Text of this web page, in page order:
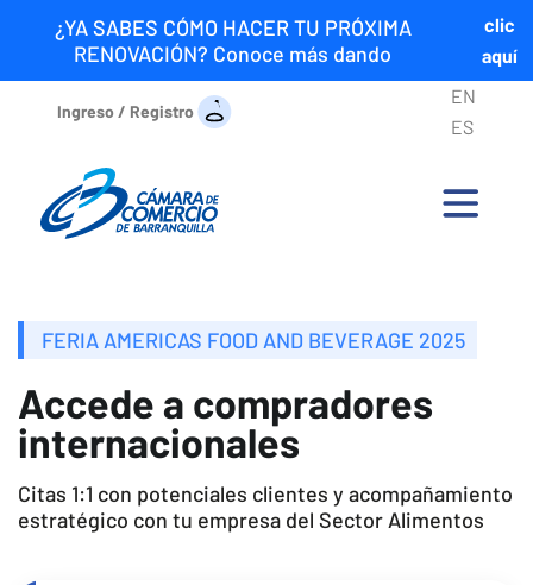
¿YA SABES CÓMO HACER TU PRÓXIMA
RENOVACIÓN? Conoce más dando
clic
aquí
Ingreso / Registro
EN
ES
FERIA AMERICAS FOOD AND BEVERAGE 2025
Accede a compradores
internacionales
Citas 1:1 con potenciales clientes y acompañamiento
estratégico con tu empresa del Sector Alimentos